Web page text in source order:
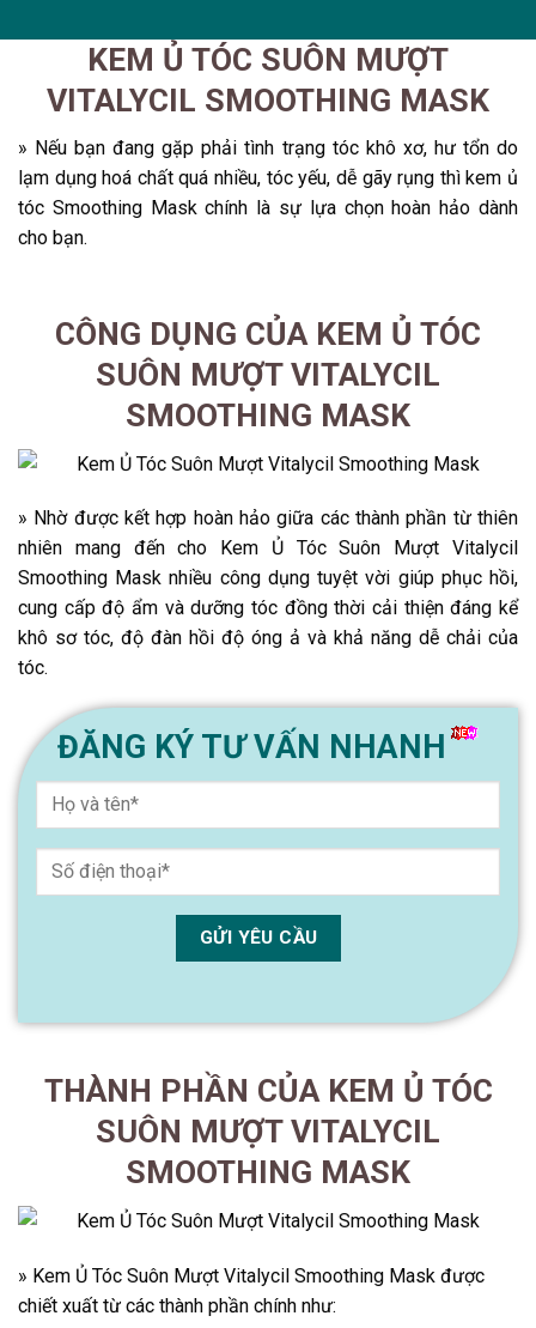
KEM Ủ TÓC SUÔN MƯỢT
VITALYCIL SMOOTHING MASK
» Nếu bạn đang gặp phải tình trạng tóc khô xơ, hư tổn do
lạm dụng hoá chất quá nhiều, tóc yếu, dễ gãy rụng thì kem ủ
tóc Smoothing Mask chính là sự lựa chọn hoàn hảo dành
cho bạn.
CÔNG DỤNG CỦA KEM Ủ TÓC
SUÔN MƯỢT VITALYCIL
SMOOTHING MASK
» Nhờ được kết hợp hoàn hảo giữa các thành phần từ thiên
nhiên mang đến cho Kem Ủ Tóc Suôn Mượt Vitalycil
Smoothing Mask nhiều công dụng tuyệt vời giúp phục hồi,
cung cấp độ ẩm và dưỡng tóc đồng thời cải thiện đáng kể
khô sơ tóc, độ đàn hồi độ óng ả và khả năng dễ chải của
tóc.
ĐĂNG KÝ TƯ VẤN NHANH
THÀNH PHẦN CỦA KEM Ủ TÓC
SUÔN MƯỢT VITALYCIL
SMOOTHING MASK
» Kem Ủ Tóc Suôn Mượt Vitalycil Smoothing Mask được
chiết xuất từ các thành phần chính như: